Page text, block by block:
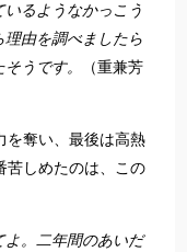
るようなかっこう
由を調べましたら
うです。
（重兼芳
を奪い、最後は高熱
苦しめたのは、この
。二年間のあいだ